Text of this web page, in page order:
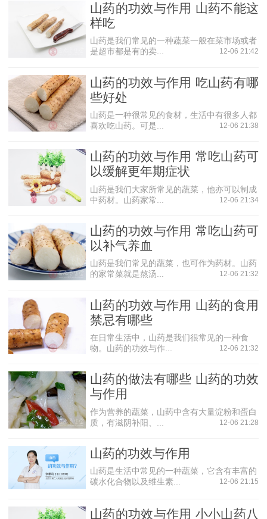
粘液蛋白
这是山药中含有特殊的蛋白混合物，他可以有效抑制体
内脂肪的堆积，从而降低血脂，血压。让血管远离堵塞，保
淀粉酶
山药中含有大量的淀粉酶，所以糖尿病患者应该尽量少
吃，但是这种物质可以帮助改善肠胃功能，让人们食欲大
增，改善腹泻问题。适当食用对调理脾胃也有一定的功效。
维生素以及微量元素
元代中医认为，山药有“治皮肤干燥以此物润之”的功效。
其山药中含有的维生素以及其他微量元素对身体肌肤，毛发
都有一定的帮助。所以皮肤干燥者不妨用山药来调理皮肤，
山药的功效与作用 山药不能这
样吃
山药是我们常见的一种蔬菜一般在菜市场或者
是超市都是有的卖...
12-06 21:42
山药的功效与作用 吃山药有哪
些好处
山药是一种很常见的食材，生活中有很多人都
喜欢吃山药。可是...
12-06 21:38
山药的功效与作用 常吃山药可
以缓解更年期症状
山药是我们大家所常见的蔬菜，他亦可以制成
中药材。山药家常...
12-06 21:34
山药的功效与作用 常吃山药可
以补气养血
山药是我们常见的蔬菜，也可作为药材。山药
的家常菜就是熬汤...
12-06 21:32
山药的功效与作用 山药的食用
禁忌有哪些
在日常生活中，山药是我们很常见的一种食
物。山药的功效与作...
12-06 21:32
山药的做法有哪些 山药的功效
与作用
作为营养的蔬菜，山药中含有大量淀粉和蛋白
质，有滋阴补阳、...
12-06 21:28
山药的功效与作用
山药是生活中常见的一种蔬菜，它含有丰富的
碳水化合物以及维生素...
12-06 21:15
山药的功效与作用 小小山药八